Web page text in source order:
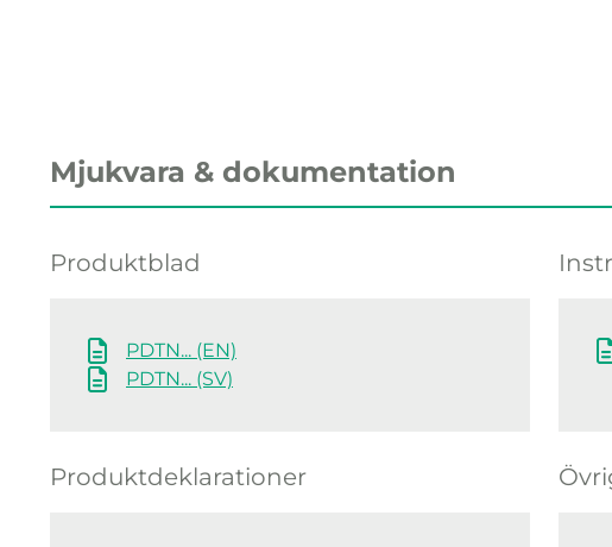
Mjukvara & dokumentation
Produktblad
PDTN... (EN)
PDTN... (SV)
Produktdeklarationer